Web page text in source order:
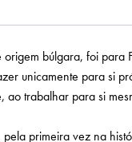
búlgara, foi para
unicamente para si
trabalhar para si
primeira vez na